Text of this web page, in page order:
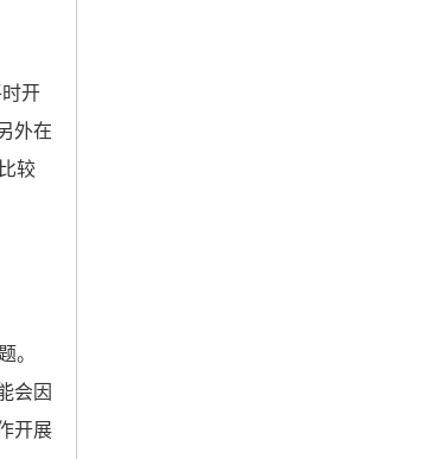
开
外在
较
会因
开展